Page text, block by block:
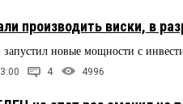
производить виски, в
новые мощности с
4 4996